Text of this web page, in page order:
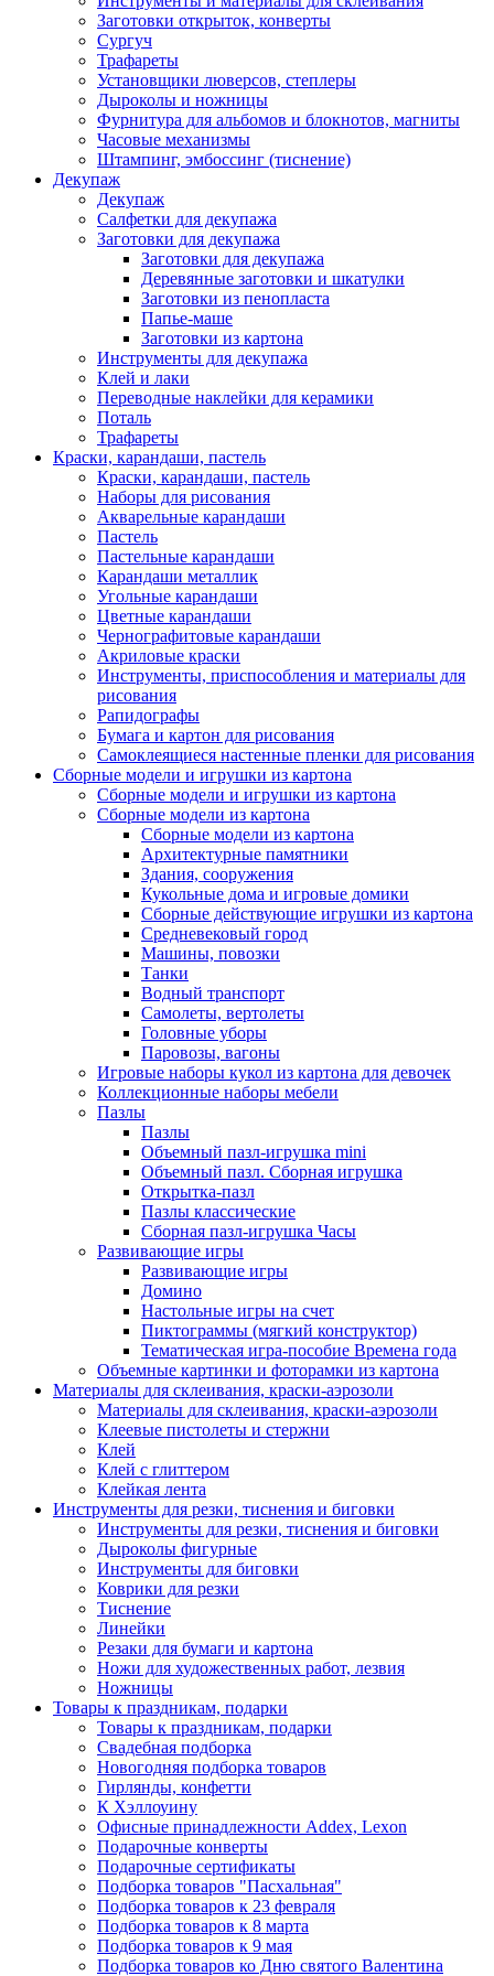
Заготовки открыток, конверты
Сургуч
Трафареты
Установщики люверсов, степлеры
Дыроколы и ножницы
Фурнитура для альбомов и блокнотов, магниты
Часовые механизмы
Штампинг, эмбоссинг (тиснение)
Декупаж
Декупаж
Салфетки для декупажа
Заготовки для декупажа
Заготовки для декупажа
Деревянные заготовки и шкатулки
Заготовки из пенопласта
Папье-маше
Заготовки из картона
Инструменты для декупажа
Клей и лаки
Переводные наклейки для керамики
Поталь
Трафареты
Краски, карандаши, пастель
Краски, карандаши, пастель
Наборы для рисования
Акварельные карандаши
Пастель
Пастельные карандаши
Карандаши металлик
Угольные карандаши
Цветные карандаши
Чернографитовые карандаши
Акриловые краски
Инструменты, приспособления и материалы для
рисования
Рапидографы
Бумага и картон для рисования
Самоклеящиеся настенные пленки для рисования
Сборные модели и игрушки из картона
Сборные модели и игрушки из картона
Сборные модели из картона
Сборные модели из картона
Архитектурные памятники
Здания, сооружения
Кукольные дома и игровые домики
Сборные действующие игрушки из картона
Средневековый город
Машины, повозки
Танки
Водный транспорт
Самолеты, вертолеты
Головные уборы
Паровозы, вагоны
Игровые наборы кукол из картона для девочек
Коллекционные наборы мебели
Пазлы
Пазлы
Объемный пазл-игрушка mini
Объемный пазл. Сборная игрушка
Открытка-пазл
Пазлы классические
Сборная пазл-игрушка Часы
Развивающие игры
Развивающие игры
Домино
Настольные игры на счет
Пиктограммы (мягкий конструктор)
Тематическая игра-пособие Времена года
Объемные картинки и фоторамки из картона
Материалы для склеивания, краски-аэрозоли
Материалы для склеивания, краски-аэрозоли
Клеевые пистолеты и стержни
Клей
Клей с глиттером
Клейкая лента
Инструменты для резки, тиснения и биговки
Инструменты для резки, тиснения и биговки
Дыроколы фигурные
Инструменты для биговки
Коврики для резки
Тиснение
Линейки
Резаки для бумаги и картона
Ножи для художественных работ, лезвия
Ножницы
Товары к праздникам, подарки
Товары к праздникам, подарки
Свадебная подборка
Новогодняя подборка товаров
Гирлянды, конфетти
К Хэллоуину
Офисные принадлежности Addex, Lexon
Подарочные конверты
Подарочные сертификаты
Подборка товаров "Пасхальная"
Подборка товаров к 23 февраля
Подборка товаров к 8 марта
Подборка товаров к 9 мая
Подборка товаров ко Дню святого Валентина